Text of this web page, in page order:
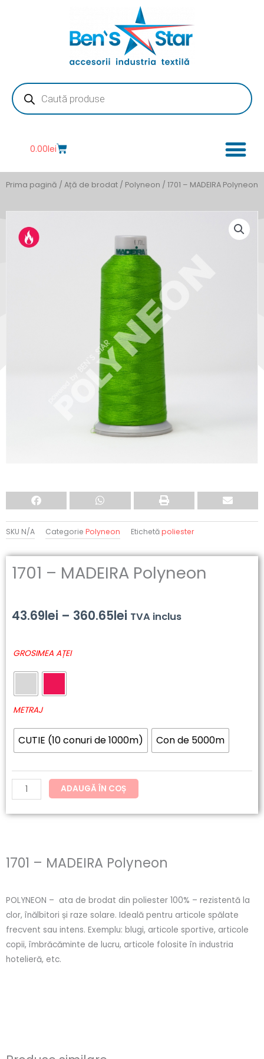
Products
search
0.00leiCart
Prima pagină / Ață de brodat / Polyneon / 1701 – MADEIRA Polyneon
SKU N/A Categorie Polyneon Etichetăpoliester
1701 – MADEIRA Polyneon
43.69lei – 360.65lei Interval
la
360.65lei
TVA inclus
GROSIMEA AȚEI
METRAJ
CUTIE (10 conuri de 1000m) Con de 5000m
Cantitate
MADEIRA
Polyneon
ADAUGĂ ÎN COȘ
1701 – MADEIRA Polyneon
POLYNEON – ata de brodat din poliester 100% – rezistentă la
clor, înălbitori și raze solare. Ideală pentru articole spălate
frecvent sau intens. Exemplu: blugi, articole sportive, articole
copii, îmbrăcăminte de lucru, articole folosite în industria
hotelieră, etc.